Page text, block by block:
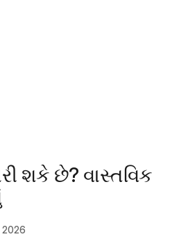
શકે છે? વાસ્તવિક